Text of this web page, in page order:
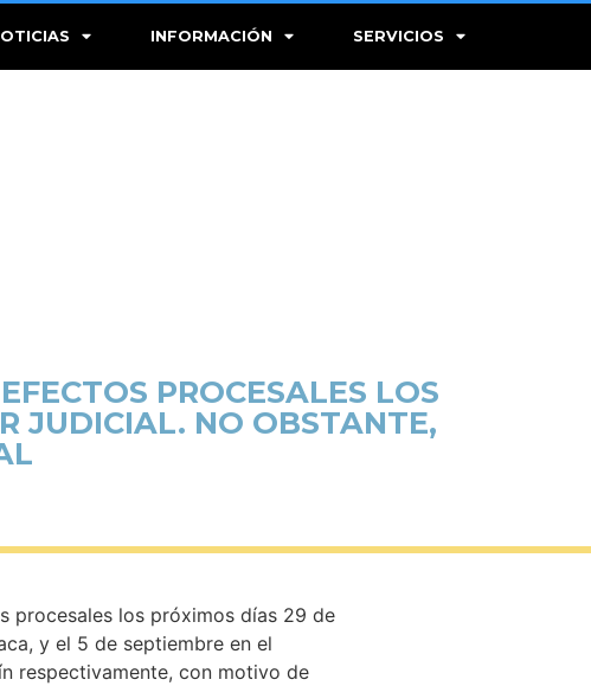
INFORMACIÓN SERVICIOS
PROCESALES LOS
JUDICIAL. NO OBSTANTE,
procesales los próximos días 29 de
y el 5 de septiembre en el
respectivamente, con motivo de